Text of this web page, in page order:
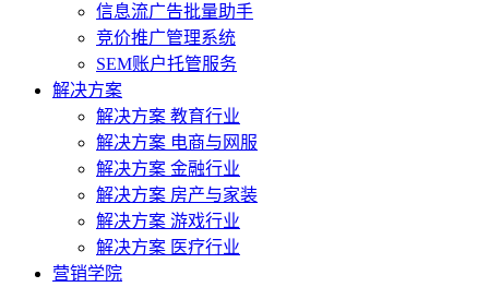
信息流广告批量助手
竞价推广管理系统
SEM账户托管服务
解决方案
解决方案 教育行业
解决方案 电商与网服
解决方案 金融行业
解决方案 房产与家装
解决方案 游戏行业
解决方案 医疗行业
营销学院